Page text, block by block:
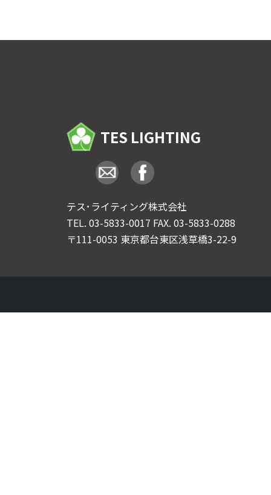
TES LIGHTING
テス･ライティング株式会社
TEL. 03-5833-0017 FAX. 03-5833-0288
〒111-0053 東京都台東区浅草橋3-22-9